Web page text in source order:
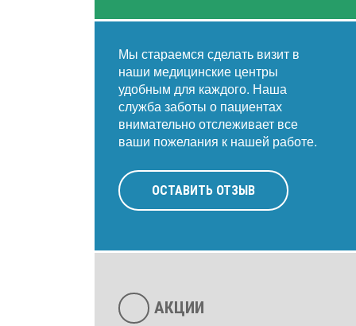
Мы стараемся сделать визит в
наши медицинские центры
удобным для каждого. Наша
служба заботы о пациентах
внимательно отслеживает все
ваши пожелания к нашей работе.
ОСТАВИТЬ ОТЗЫВ
АКЦИИ